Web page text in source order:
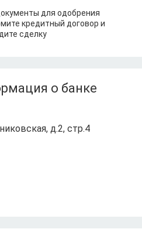
для одобрения
кредитный договор и
сделку
о банке
д.2, стр.4